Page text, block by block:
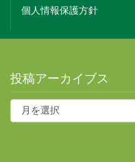
個人情報保護方針
投稿アーカイブス
投